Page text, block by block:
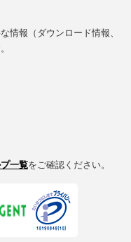
情報（ダウンロード情報、
一覧をご確認ください。